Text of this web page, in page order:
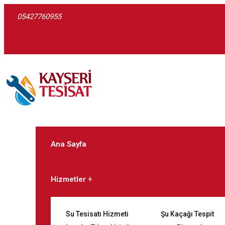
05427760955
Ana Sayfa
Hizmetler
Su Tesisatı Hizmeti Şu Kaçağı Tespit